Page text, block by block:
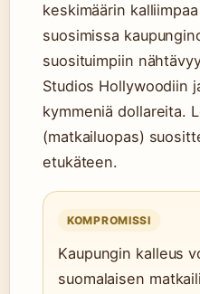
keskimäärin
suosimissa
suosituimpiin
Studios Hollywoodiin
kymmeniä dollareita.
(matkailuopas)
etukäteen.
KOMPROMISSI
Kaupungin kalleus
suomalaisen